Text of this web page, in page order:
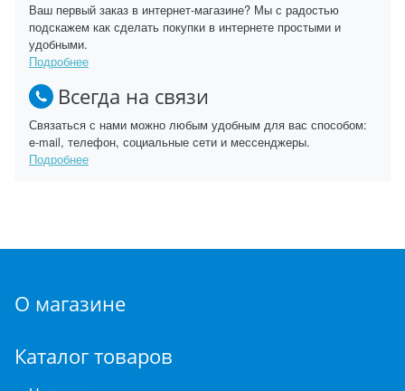
Ваш первый заказ в интернет-магазине? Мы с радостью
подскажем как сделать покупки в интернете простыми и
удобными.
Подробнее
Всегда на связи
Связаться с нами можно любым удобным для вас способом:
e-mail, телефон, социальные сети и мессенджеры.
Подробнее
О магазине
Каталог товаров